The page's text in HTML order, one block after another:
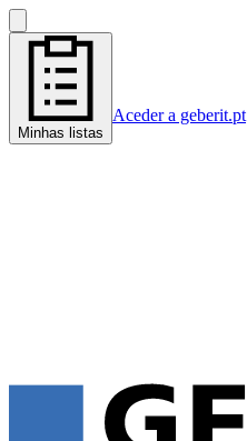
Minhas listas
Aceder a geberit.pt